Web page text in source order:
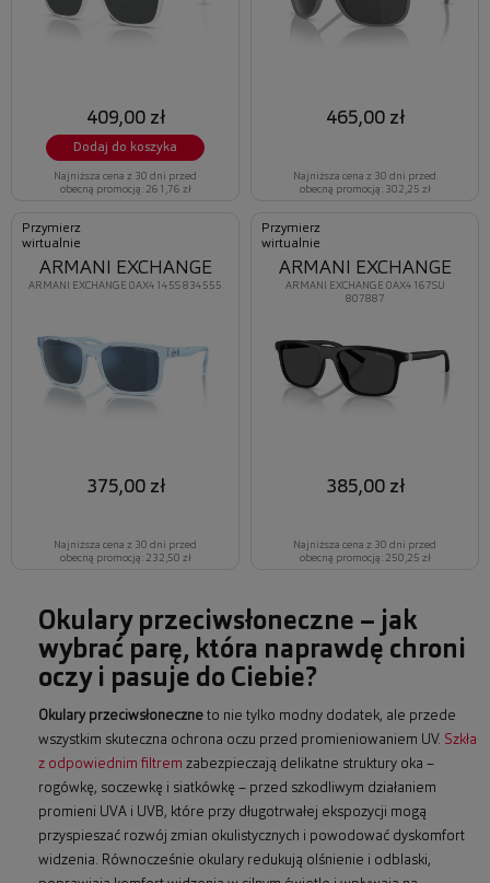
409,00 zł
Dodaj do koszyka
Najniższa cena z 30 dni przed
obecną promocją: 261,76 zł
465,00 zł
Najniższa cena z 30 dni przed
obecną promocją: 302,25 zł
Przymierz
wirtualnie
ARMANI EXCHANGE 0AX4145S 834555
ARMANI EXCHANGE
375,00 zł
Najniższa cena z 30 dni przed
obecną promocją: 232,50 zł
Przymierz
wirtualnie
ARMANI EXCHANGE 0AX4167SU
807887
ARMANI EXCHANGE
385,00 zł
Najniższa cena z 30 dni przed
obecną promocją: 250,25 zł
Okulary przeciwsłoneczne – jak
wybrać parę, która naprawdę chroni
oczy i pasuje do Ciebie?
Okulary przeciwsłoneczne to nie tylko modny dodatek, ale przede
wszystkim skuteczna ochrona oczu przed promieniowaniem UV. Szkła
z odpowiednim filtrem zabezpieczają delikatne struktury oka –
rogówkę, soczewkę i siatkówkę – przed szkodliwym działaniem
promieni UVA i UVB, które przy długotrwałej ekspozycji mogą
przyspieszać rozwój zmian okulistycznych i powodować dyskomfort
widzenia. Równocześnie okulary redukują olśnienie i odblaski,